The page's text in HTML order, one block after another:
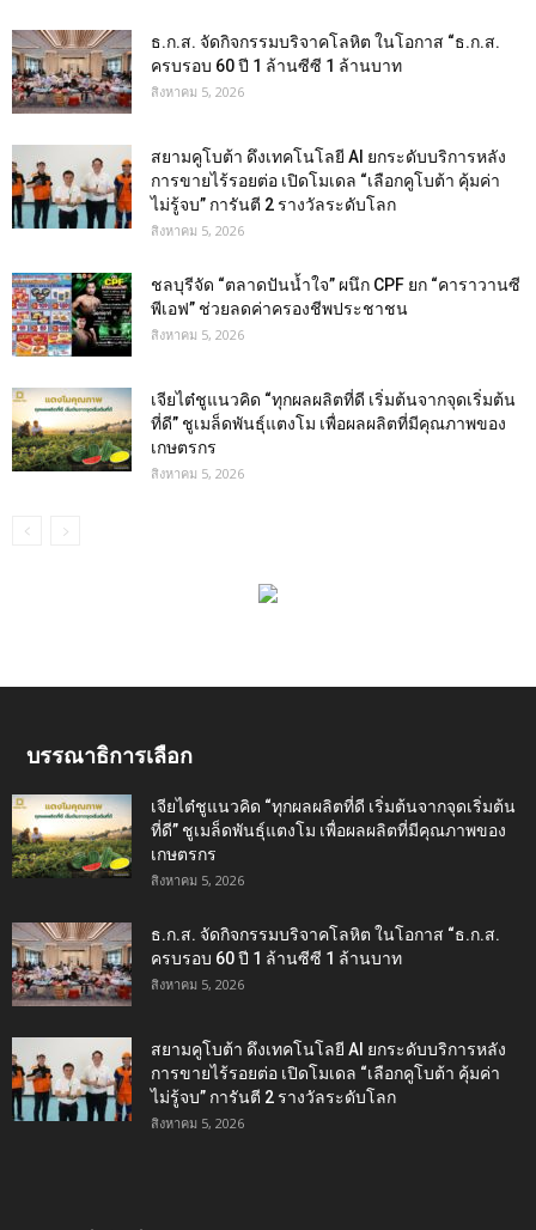
ธ.ก.ส. จัดกิจกรรมบริจาคโลหิต ในโอกาส “ธ.ก.ส.
ครบรอบ 60 ปี 1 ล้านซีซี 1 ล้านบาท
สิงหาคม 5, 2026
สยามคูโบต้า ดึงเทคโนโลยี AI ยกระดับบริการหลัง
การขายไร้รอยต่อ เปิดโมเดล “เลือกคูโบต้า คุ้มค่า
ไม่รู้จบ” การันตี 2 รางวัลระดับโลก
สิงหาคม 5, 2026
ชลบุรีจัด “ตลาดปันน้ำใจ” ผนึก CPF ยก “คาราวานซี
พีเอฟ” ช่วยลดค่าครองชีพประชาชน
สิงหาคม 5, 2026
เจียไต๋ชูแนวคิด “ทุกผลผลิตที่ดี เริ่มต้นจากจุดเริ่มต้น
ที่ดี” ชูเมล็ดพันธุ์แตงโม เพื่อผลผลิตที่มีคุณภาพของ
เกษตรกร
สิงหาคม 5, 2026
บรรณาธิการเลือก
เจียไต๋ชูแนวคิด “ทุกผลผลิตที่ดี เริ่มต้นจากจุดเริ่มต้น
ที่ดี” ชูเมล็ดพันธุ์แตงโม เพื่อผลผลิตที่มีคุณภาพของ
เกษตรกร
สิงหาคม 5, 2026
ธ.ก.ส. จัดกิจกรรมบริจาคโลหิต ในโอกาส “ธ.ก.ส.
ครบรอบ 60 ปี 1 ล้านซีซี 1 ล้านบาท
สิงหาคม 5, 2026
สยามคูโบต้า ดึงเทคโนโลยี AI ยกระดับบริการหลัง
การขายไร้รอยต่อ เปิดโมเดล “เลือกคูโบต้า คุ้มค่า
ไม่รู้จบ” การันตี 2 รางวัลระดับโลก
สิงหาคม 5, 2026